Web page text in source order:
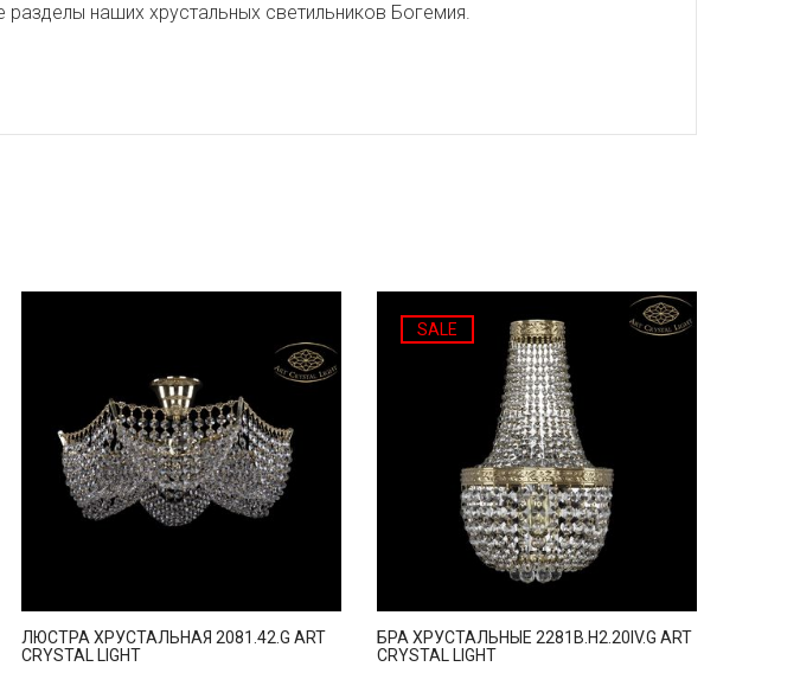
наших хрустальных светильников Богемия.
ЛЮСТРА ХРУСТАЛЬНАЯ 2081.42.G ART
CRYSTAL LIGHT
SALE
БРА ХРУСТАЛЬНЫЕ 2281B.H2.20IV.G ART
CRYSTAL LIGHT